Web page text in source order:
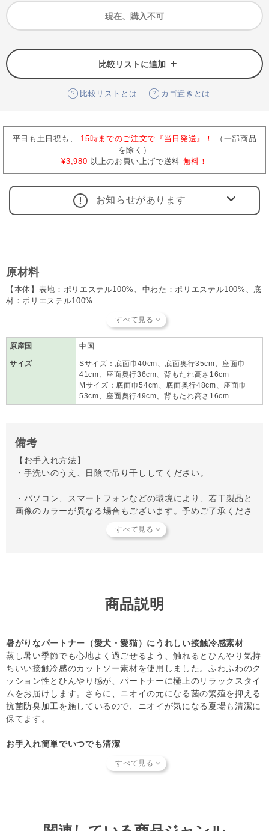
現在、購入不可
比較リストに追加
比較リストとは カゴ置きとは
平日も土日祝も、 15時までのご注文で『当日発送』！
（一部商品
を除く）
¥3,980 以上のお買い上げで送料 無料！
お知らせがあります
原材料
【本体】表地：ポリエステル100%、中わた：ポリエステル100%、底
材：ポリエステル100%
原産国 中国
サイズ
Sサイズ：底面巾40cm、底面奥行35cm、座面巾
41cm、座面奥行36cm、背もたれ高さ16cm
Mサイズ：底面巾54cm、底面奥行48cm、座面巾
53cm、座面奥行49cm、背もたれ高さ16cm
備考
【お手入れ方法】
・手洗いのうえ、日陰で吊り干ししてください。
・パソコン、スマートフォンなどの環境により、若干製品と
画像のカラーが異なる場合もございます。予めご了承くださ
(「発送予定日のお知らせメール」をお送りする前であれ
ば、メール・お電話・マイページにてご注文をキャンセルい
商品説明
暑がりなパートナー（愛犬・愛猫）にうれしい接触冷感素材
蒸し暑い季節でも心地よく過ごせるよう、触れるとひんやり気持
ちいい接触冷感のカットソー素材を使用しました。ふわふわのク
ッション性とひんやり感が、パートナーに極上のリラックスタイ
ムをお届けします。さらに、ニオイの元になる菌の繁殖を抑える
抗菌防臭加工を施しているので、ニオイが気になる夏場も清潔に
保てます。
お手入れ簡単でいつでも清潔
え、カバーを取り外して手軽に洗える仕様になりました。汚れが